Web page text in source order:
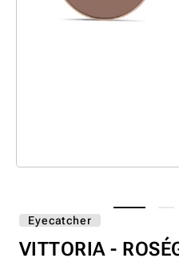
Eyecatcher
VITTORIA -